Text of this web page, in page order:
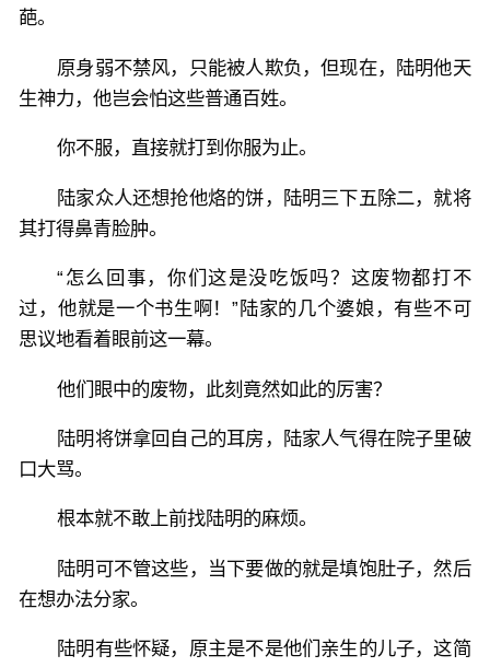
葩。
原身弱不禁风，只能被人欺负，但现在，陆明他天
生神力，他岂会怕这些普通百姓。
你不服，直接就打到你服为止。
陆家众人还想抢他烙的饼，陆明三下五除二，就将
其打得鼻青脸肿。
“怎么回事，你们这是没吃饭吗？这废物都打不
过，他就是一个书生啊！”陆家的几个婆娘，有些不可
思议地看着眼前这一幕。
他们眼中的废物，此刻竟然如此的厉害？
陆明将饼拿回自己的耳房，陆家人气得在院子里破
口大骂。
根本就不敢上前找陆明的麻烦。
陆明可不管这些，当下要做的就是填饱肚子，然后
在想办法分家。
陆明有些怀疑，原主是不是他们亲生的儿子，这简